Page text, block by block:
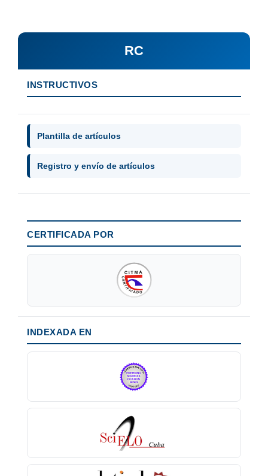
RC
INSTRUCTIVOS
Plantilla de artículos
Registro y envío de artículos
CERTIFICADA POR
INDEXADA EN